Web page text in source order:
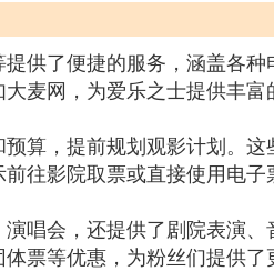
供了便捷的服务，涵盖各
麦网，为爱乐之士提供丰富
算，提前规划观影计划。这
往影院取票或直接使用电子
唱会，还提供了剧院表演、
票等优惠，为粉丝们提供了